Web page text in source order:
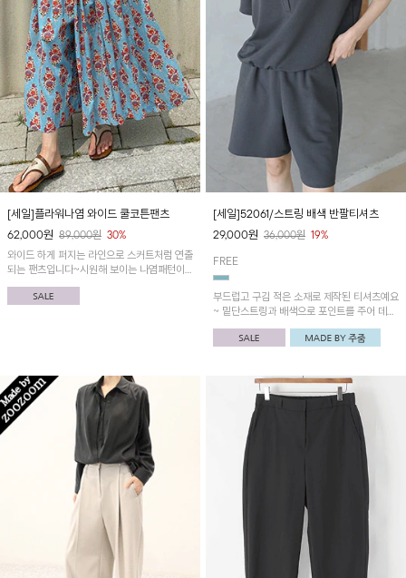
[세일]플라워나염 와이드 쿨코튼팬츠
62,000원 89,000원 30%
와이드 하게 퍼지는 라인으로 스커트처럼 연출
되는 팬츠입니다~시원해 보이는 나염패턴이
매력적이며 통기성 좋고 쾌적한 원단으로 산뜻
[세일]52061/스트링 배색 반팔티셔츠
29,000원 36,000원 19%
FREE
부드럽고 구김 적은 소재로 제작된 티셔츠예요
~ 밑단스트링과 배색으로 포인트를 주어 데일
리로 입기 좋은 아이템! 데일리 밴딩 반바지와
함께 코디하시면 더욱 멋스러워요~!